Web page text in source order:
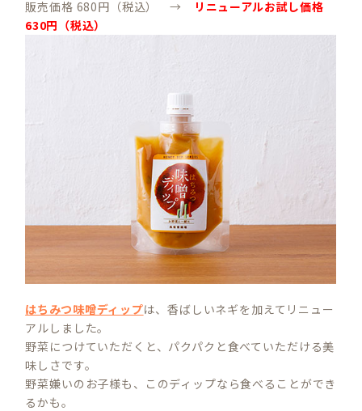
販売価格 680円（税込） →
リニューアルお試し価格
630円（税込）
はちみつ味噌ディップは、香ばしいネギを加えてリニュー
アルしました。
野菜につけていただくと、パクパクと食べていただける美
味しさです。
野菜嫌いのお子様も、このディップなら食べることができ
るかも。